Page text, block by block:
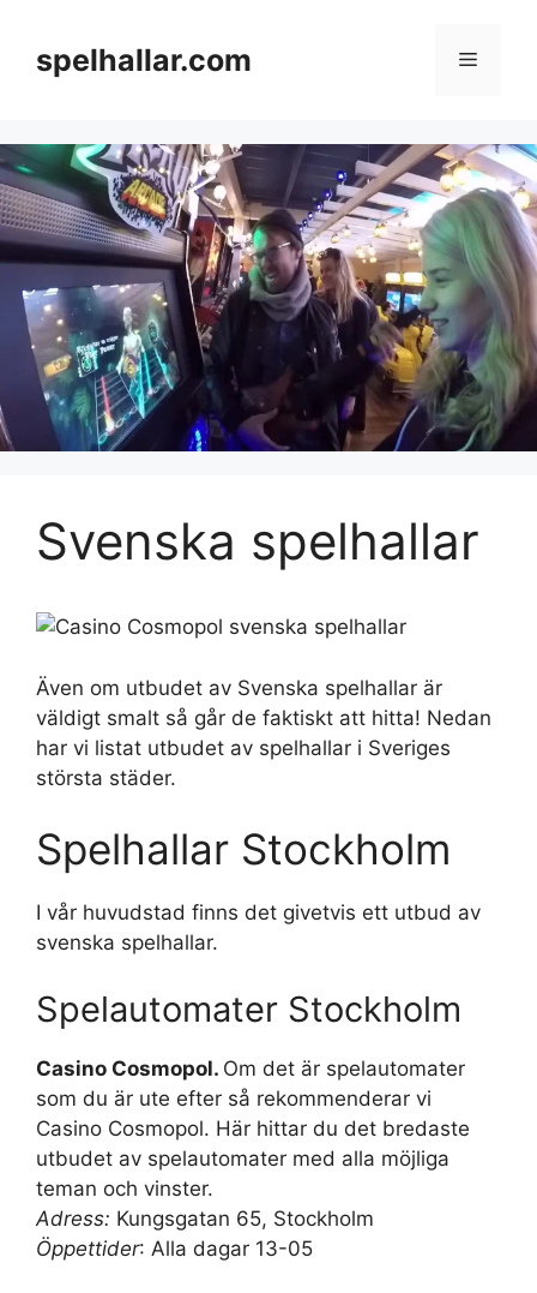
contentspelhallar.com Menu
Svenska spelhallar
Även om utbudet av Svenska spelhallar är
väldigt smalt så går de faktiskt att hitta! Nedan
har vi listat utbudet av spelhallar i Sveriges
största städer.
Spelhallar Stockholm
I vår huvudstad finns det givetvis ett utbud av
svenska spelhallar.
Spelautomater Stockholm
Casino Cosmopol. Om det är spelautomater
som du är ute efter så rekommenderar vi
Casino Cosmopol. Här hittar du det bredaste
utbudet av spelautomater med alla möjliga
teman och vinster.
Adress: Kungsgatan 65, Stockholm
Öppettider: Alla dagar 13-05